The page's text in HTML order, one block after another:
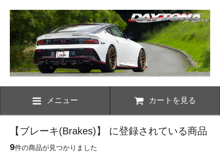
メニュー カートを見る
【ブレーキ(Brakes)】 に登録されている商品
9件の商品が見つかりました